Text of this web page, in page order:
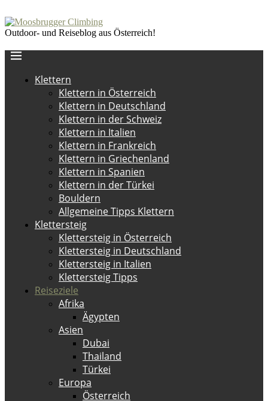
Outdoor- und Reiseblog aus Österreich!
Klettern
Klettern in Österreich
Klettern in Deutschland
Klettern in der Schweiz
Klettern in Italien
Klettern in Frankreich
Klettern in Griechenland
Klettern in Spanien
Klettern in der Türkei
Bouldern
Allgemeine Tipps Klettern
Klettersteig
Klettersteig in Österreich
Klettersteig in Deutschland
Klettersteig in Italien
Klettersteig Tipps
Reiseziele
Afrika
Ägypten
Asien
Dubai
Thailand
Türkei
Europa
Österreich